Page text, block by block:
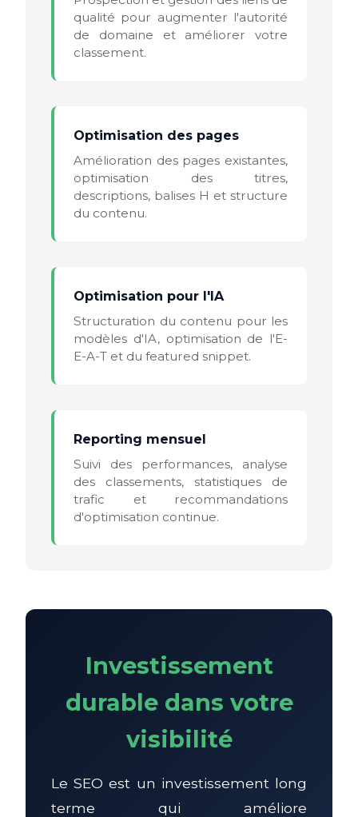
qualité pour augmenter l'autorité
de domaine et améliorer votre
classement.
Optimisation des pages
Amélioration des pages existantes,
optimisation des titres,
descriptions, balises H et structure
du contenu.
Optimisation pour l'IA
Structuration du contenu pour les
modèles d'IA, optimisation de l'E-
E-A-T et du featured snippet.
Reporting mensuel
Suivi des performances, analyse
des classements, statistiques de
trafic et recommandations
d'optimisation continue.
Investissement
durable dans votre
visibilité
Le SEO est un investissement long
terme qui améliore